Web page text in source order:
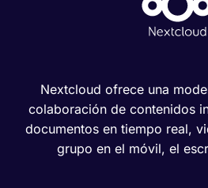
Nextcloud ofrece una
colaboración de contenidos
documentos en tiempo real,
grupo en el móvil, el